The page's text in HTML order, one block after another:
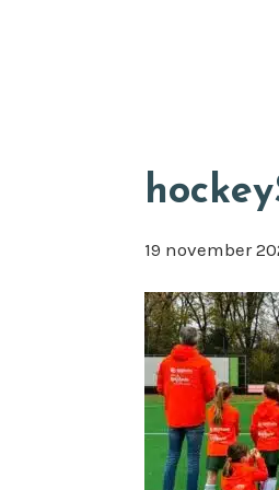
19 november